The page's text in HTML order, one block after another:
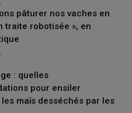
très bien dans la
un mélange
visibles sur
estivale.
pâturer nos vaches en
traite robotisée », en
: quelles
pour ensiler
maïs desséchés par les